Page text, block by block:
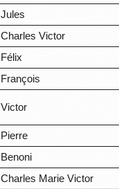
Jules
Charles Victor
Félix
François
Victor
Pierre
Benoni
Charles Marie Victor